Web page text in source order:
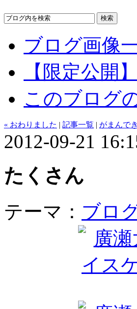
ブログ画像
【限定公開
このブログ
« おわりました | 記事一覧 | がまんで
2012-09-21
たくさん
テーマ： ブロ